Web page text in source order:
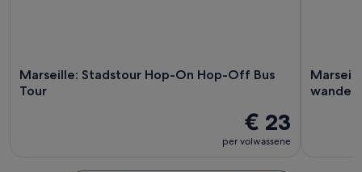
Marseille: Stadstour Hop-On Hop-Off Bus
Tour
€ 23
per volwassene